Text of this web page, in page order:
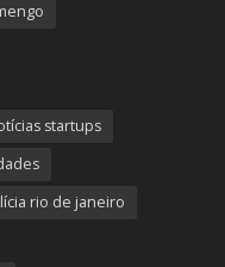
startups
rio de janeiro